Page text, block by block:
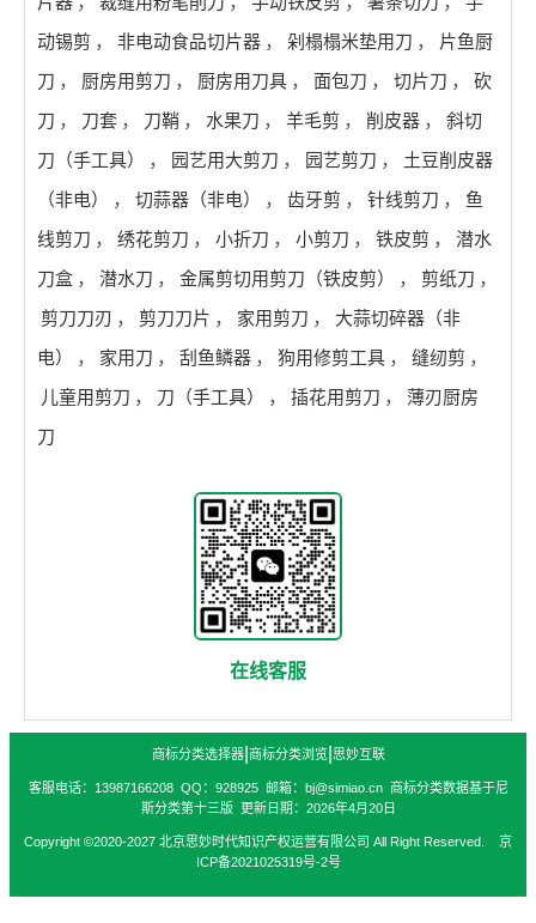
动锡剪 ， 非电动食品切片器 ， 剁榻榻米垫用刀 ，
片鱼厨
刀 ， 厨房用剪刀 ， 厨房用刀具 ， 面包刀 ， 切片刀 ，
砍
刀 ， 刀套 ， 刀鞘 ， 水果刀 ， 羊毛剪 ， 削皮器 ，
斜切
刀（手工具）
， 园艺用大剪刀 ， 园艺剪刀 ，
土豆削皮器
（非电）
， 切蒜器（非电） ， 齿牙剪 ， 针线剪刀 ，
鱼
线剪刀 ， 绣花剪刀 ， 小折刀 ， 小剪刀 ， 铁皮剪 ，
潜水
刀盒 ， 潜水刀 ， 金属剪切用剪刀（铁皮剪） ， 剪纸刀 ，
剪刀刀刃 ， 剪刀刀片 ， 家用剪刀 ，
大蒜切碎器（非
电）
， 家用刀 ， 刮鱼鳞器 ， 狗用修剪工具 ， 缝纫剪 ，
儿童用剪刀 ， 刀（手工具） ， 插花用剪刀 ，
薄刃厨房
刀
在线客服
商标分类选择器| 商标分类浏览| 思妙互联
客服电话：13987166208 QQ：928925 邮箱：bj@simiao.cn 商标分类数据基于尼
斯分类第十三版 更新日期：2026年4月20日
Copyright ©2020-2027 北京思妙时代知识产权运营有限公司 All Right Reserved. 京
ICP备2021025319号-2号